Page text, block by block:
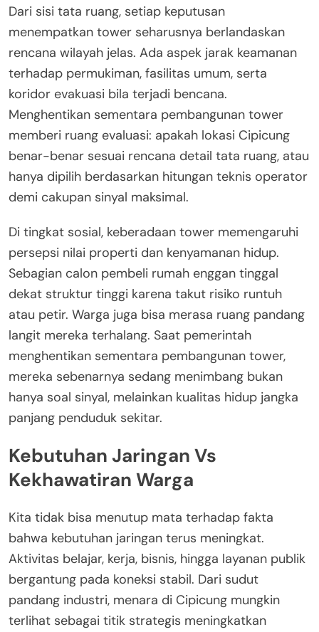
Dari sisi tata ruang, setiap keputusan
menempatkan tower seharusnya berlandaskan
rencana wilayah jelas. Ada aspek jarak keamanan
terhadap permukiman, fasilitas umum, serta
koridor evakuasi bila terjadi bencana.
Menghentikan sementara pembangunan tower
memberi ruang evaluasi: apakah lokasi Cipicung
benar-benar sesuai rencana detail tata ruang, atau
hanya dipilih berdasarkan hitungan teknis operator
demi cakupan sinyal maksimal.
Di tingkat sosial, keberadaan tower memengaruhi
persepsi nilai properti dan kenyamanan hidup.
Sebagian calon pembeli rumah enggan tinggal
dekat struktur tinggi karena takut risiko runtuh
atau petir. Warga juga bisa merasa ruang pandang
langit mereka terhalang. Saat pemerintah
menghentikan sementara pembangunan tower,
mereka sebenarnya sedang menimbang bukan
hanya soal sinyal, melainkan kualitas hidup jangka
panjang penduduk sekitar.
Kebutuhan Jaringan Vs
Kekhawatiran Warga
Kita tidak bisa menutup mata terhadap fakta
bahwa kebutuhan jaringan terus meningkat.
Aktivitas belajar, kerja, bisnis, hingga layanan publik
bergantung pada koneksi stabil. Dari sudut
pandang industri, menara di Cipicung mungkin
terlihat sebagai titik strategis meningkatkan